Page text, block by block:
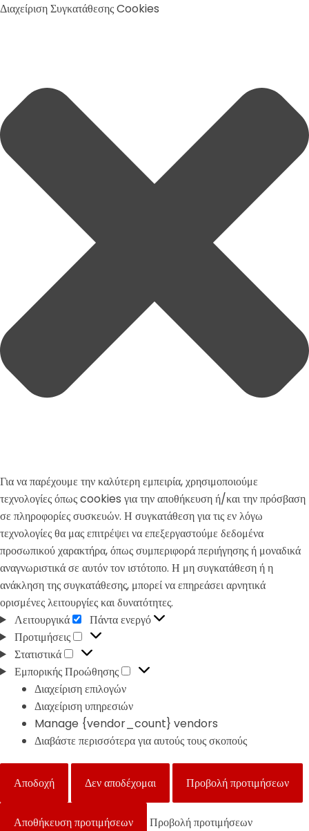
Διαχείριση Συγκατάθεσης Cookies
Για να παρέχουμε την καλύτερη εμπειρία, χρησιμοποιούμε
τεχνολογίες όπως cookies για την αποθήκευση ή/και την πρόσβαση
σε πληροφορίες συσκευών. Η συγκατάθεση για τις εν λόγω
τεχνολογίες θα μας επιτρέψει να επεξεργαστούμε δεδομένα
προσωπικού χαρακτήρα, όπως συμπεριφορά περιήγησης ή μοναδικά
αναγνωριστικά σε αυτόν τον ιστότοπο. Η μη συγκατάθεση ή η
ανάκληση της συγκατάθεσης, μπορεί να επηρεάσει αρνητικά
ορισμένες λειτουργίες και δυνατότητες.
Λειτουργικά
Λειτουργικά
Πάντα ενεργό
Προτιμήσεις
Προτιμήσεις
Στατιστικά Στατιστικά
Εμπορικής Προώθησης
Εμπορικής
Διαχείριση επιλογών
Διαχείριση υπηρεσιών
Manage {vendor_count} vendors
Διαβάστε περισσότερα για αυτούς τους σκοπούς
Αποδοχή Δεν αποδέχομαι Προβολή προτιμήσεων
Αποθήκευση προτιμήσεων Προβολή προτιμήσεων